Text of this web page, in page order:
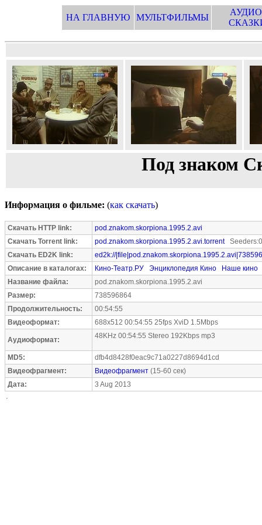
НА ГЛАВНУЮ МУЛЬТФИЛЬМЫ
Под знаком
Информация о фильме: (как скачать)
Скачать HTTP link:
pod.znakom.skorpiona.1995.2.avi
Скачать Torrent link:
pod.znakom.skorpiona.1995.2.avi.torrent
Скачать ED2K link:
ed2k://
Описание в каталогах:
Кино-Театр.РУ Энциклопедия Кино
Наше кино
Название файла:
pod.znakom.skorpiona.1995.2.avi
Размер:
738596864
Продолжительность:
00:54:55
Видеоформат:
688x512 00:54:55 25fps XviD 1.5Mbps
Аудиоформат: 48KHz 00:54:55 Stereo 192Kbps mp3
MD5:
dfb4d8428f0eac9c71a0227d8694d1cd
Видеофрагмент:
Видеофрагмент (15-60 сек)
Дата:
3 Aug 2013